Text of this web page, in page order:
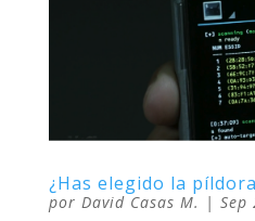
¿Has elegido la
por David Casas M. | Sep